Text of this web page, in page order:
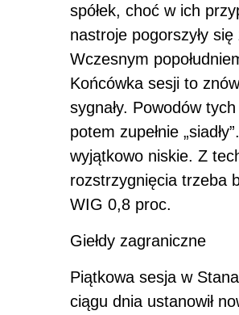
spółek, choć w ich
nastroje pogorszyły
Wczesnym
Końcówka sesji to
sygnały. Powodów
potem zupełnie
wyjątkowo niskie. Z
rozstrzygnięcia trzeba
WIG 0,8 proc.
Giełdy zagraniczne
Piątkowa sesja w
ciągu dnia ustanowił